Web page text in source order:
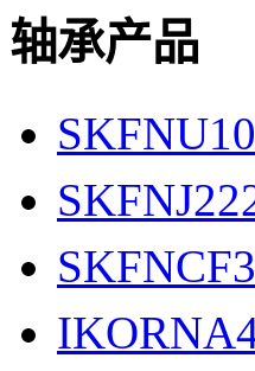
轴承产品